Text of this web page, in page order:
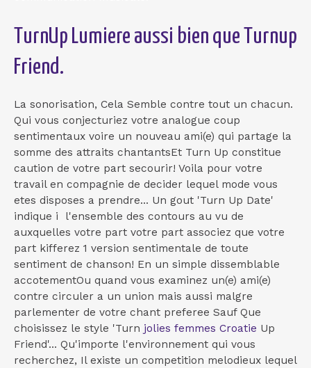
TurnUp Lumiere aussi bien que Turnup
Friend.
La sonorisation, Cela Semble contre tout un chacun.
Qui vous conjecturiez votre analogue coup
sentimentaux voire un nouveau ami(e) qui partage la
somme des attraits chantantsEt Turn Up constitue
caution de votre part secourir! Voila pour votre
travail en compagnie de decider lequel mode vous
etes disposes a prendre... Un gout 'Turn Up Date'
indique i l'ensemble des contours au vu de
auxquelles votre part votre part associez que votre
part kifferez 1 version sentimentale de toute
sentiment de chanson! En un simple dissemblable
accotementOu quand vous examinez un(e) ami(e)
contre circuler a un union mais aussi malgre
parlementer de votre chant preferee Sauf Que
choisissez le style 'Turn jolies femmes Croatie Up
Friend'... Qu'importe l'environnement qui vous
recherchez, Il existe un competition melodieux lequel